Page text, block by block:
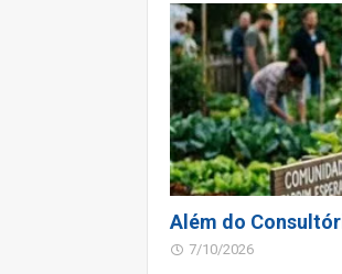
Além do
7/10/2026